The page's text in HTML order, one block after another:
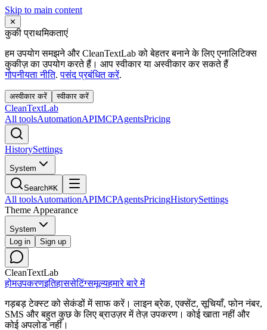
Skip to main content
✕
कुकी प्राथमिकताएं
हम उपयोग समझने और CleanTextLab को बेहतर बनाने के लिए एनालिटिक्स
कुकीज़ का उपयोग करते हैं। आप स्वीकार या अस्वीकार कर सकते हैं
गोपनीयता नीति. पसंद प्रबंधित करें.
अस्वीकार करें स्वीकार करें
CleanTextLab
All toolsAutomationAPIMCPAgentsPricing
HistorySettings
System
Search⌘K
All toolsAutomationAPIMCPAgentsPricingHistorySettings
Theme Appearance
System
Log in
Sign up
CleanTextLab
होमउपकरणइतिहाससेटिंग्समूल्यहमारे बारे में
गड़बड़ टेक्स्ट को सेकंडों में साफ करें। लाइन ब्रेक, एक्सेंट, सूचियाँ, फोन नंबर,
SMS और बहुत कुछ के लिए ब्राउज़र में तेज़ उपकरण। कोई खाता नहीं और
कोई अपलोड नहीं।